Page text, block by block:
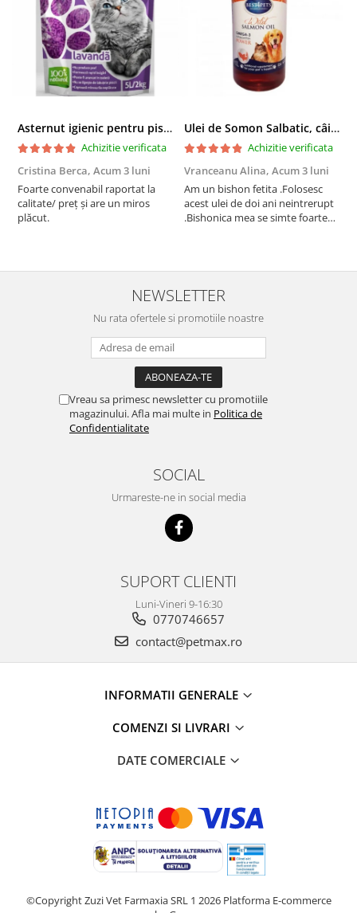
Asternut igienic pentru pisici Tofu Lavanda, Mon Petit 5 l
Achizitie verificata
Cristina Berca, Acum 3 luni
Foarte convenabil raportat la
calitate/ preț și are un miros
plăcut.
Ulei de Somon Salbatic, câini și pisici, piele si blană, BEST4PETS, 1l
Achizitie verificata
Vranceanu Alina, Acum 3 luni
Am un bishon fetita .Folosesc
acest ulei de doi ani neintrerupt
.Bishonica mea se simte foarte
recomand cu mult drag !
NEWSLETTER
Nu rata ofertele si promotiile noastre
Vreau sa primesc newsletter cu promotiile
magazinului. Afla mai multe in Politica de
Confidentialitate
SOCIAL
Urmareste-ne in social media
SUPORT CLIENTI
Luni-Vineri 9-16:30
0770746657
contact@petmax.ro
INFORMATII GENERALE
COMENZI SI LIVRARI
DATE COMERCIALE
©Copyright Zuzi Vet Farmaxia SRL 1 2026 Platforma E-commerce